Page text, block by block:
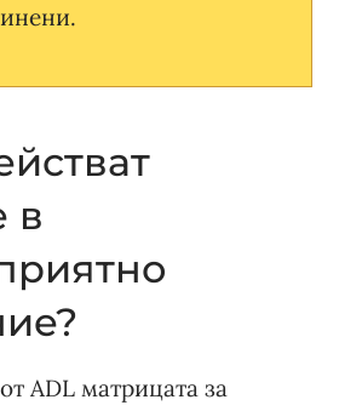
в
ADL матрицата за